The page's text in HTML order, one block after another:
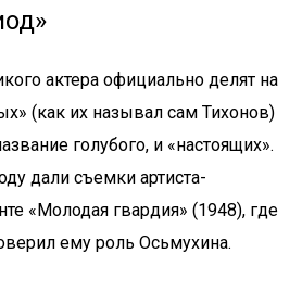
актера официально делят на
(как их называл сам Тихонов)
голубого, и «настоящих».
дали съемки артиста-
«Молодая гвардия» (1948), где
ему роль Осьмухина.